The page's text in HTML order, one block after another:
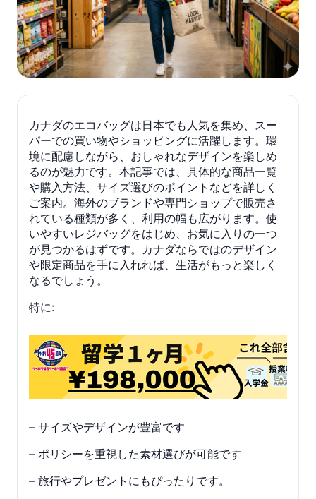
カナダのエコバッグは日本でも人気を集め、スー
パーでの買い物やショッピングに活躍します。環
境に配慮しながら、おしゃれなデザインを楽しめ
るのが魅力です。本記事では、具体的な商品一覧
や購入方法、サイズ選びのポイントなどを詳しく
ご案内。海外のブランドや専門ショップで販売さ
れている種類が多く、利用の幅も広がります。使
いやすいレジバッグをはじめ、お気に入りの一つ
が見つかるはずです。カナダならではのデザイン
や限定商品を手に入れれば、生活がもっと楽しく
なるでしょう。
特に:
– サイズやデザインが豊富です
– ポリシーを重視した素材選びが可能です
– 旅行やプレゼントにもぴったりです。